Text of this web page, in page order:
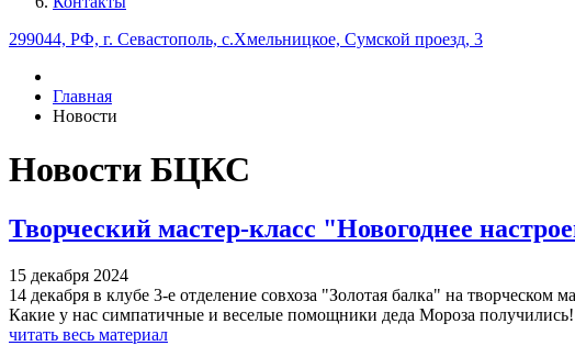
299044, РФ, г. Севастополь, с.Хмельницкое, Сумской проезд, 3
Главная
Новости
Новости БЦКС
Творческий мастер-класс "Новогоднее
15 декабря 2024
14 декабря в клубе 3-е отделение совхоза "Золотая балка" на
Какие у нас симпатичные и веселые помощники деда Мороза
читать весь материал